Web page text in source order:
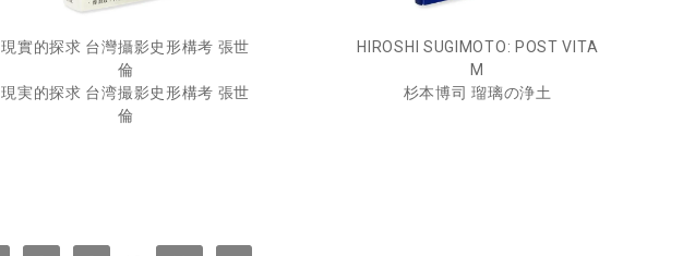
現實的探求 台灣攝影史形構考 張世
倫
現実的探求 台湾撮影史形構考 張世
倫
HIROSHI SUGIMOTO: POST VITA
M
杉本博司 瑠璃の浄土